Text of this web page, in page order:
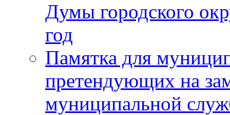
Думы городского
год
Памятка для
претендующих на
муниципальной